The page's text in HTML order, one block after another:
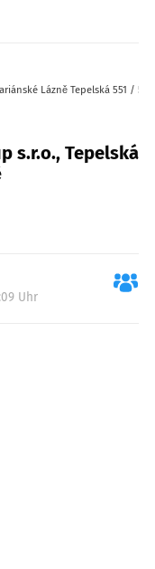
Lázně Tepelská 551 / 5
s.r.o., Tepelská
Uhr